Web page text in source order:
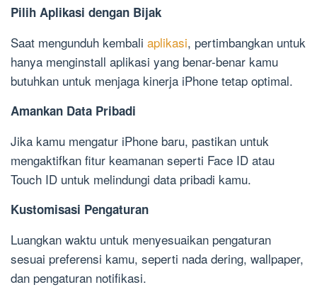
Pilih Aplikasi dengan Bijak
Saat mengunduh kembali aplikasi, pertimbangkan untuk
hanya menginstall aplikasi yang benar-benar kamu
butuhkan untuk menjaga kinerja iPhone tetap optimal.
Amankan Data Pribadi
Jika kamu mengatur iPhone baru, pastikan untuk
mengaktifkan fitur keamanan seperti Face ID atau
Touch ID untuk melindungi data pribadi kamu.
Kustomisasi Pengaturan
Luangkan waktu untuk menyesuaikan pengaturan
sesuai preferensi kamu, seperti nada dering, wallpaper,
dan pengaturan notifikasi.